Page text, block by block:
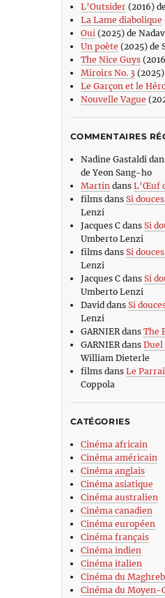
L’Outsider(2016)
La Lame diabolique
Oui(2025) de
Un poète (2025) de
The Nice Guys
Miroirs No. 3
Le Garçon et le
Nouvelle Vague
COMMENTAIRES
Nadine Gastaldi
de Yeon Sang-ho
Martin dans L’Œuf
filmsdans Si
Lenzi
Jacques Cdans Si
Umberto Lenzi
filmsdans Si
Lenzi
Jacques Cdans Si
Umberto Lenzi
David dans Si
Lenzi
GARNIERdans The
GARNIERdans Duel
William Dieterle
filmsdans Le
Coppola
CATÉGORIES
Cinéma africain
Cinéma américain
Cinéma anglais
Cinéma asiatique
Cinéma australien
Cinéma canadien
Cinéma européen
Cinéma français
Cinéma indien
Cinéma italien
Cinéma du Maghreb
Cinéma du Moyen-